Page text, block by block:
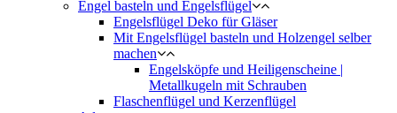
Engel basteln und Engelsflügel
Engelsflügel Deko für Gläser
Mit Engelsflügel basteln und Holzengel selber
machen
Engelsköpfe und Heiligenscheine |
Metallkugeln mit Schrauben
Flaschenflügel und Kerzenflügel